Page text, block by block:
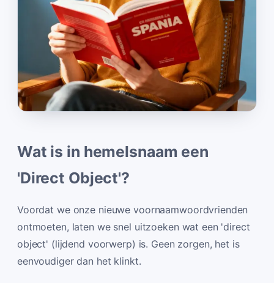
Wat is in hemelsnaam een
'Direct Object'?
Voordat we onze nieuwe voornaamwoordvrienden
ontmoeten, laten we snel uitzoeken wat een 'direct
object' (lijdend voorwerp) is. Geen zorgen, het is
eenvoudiger dan het klinkt.